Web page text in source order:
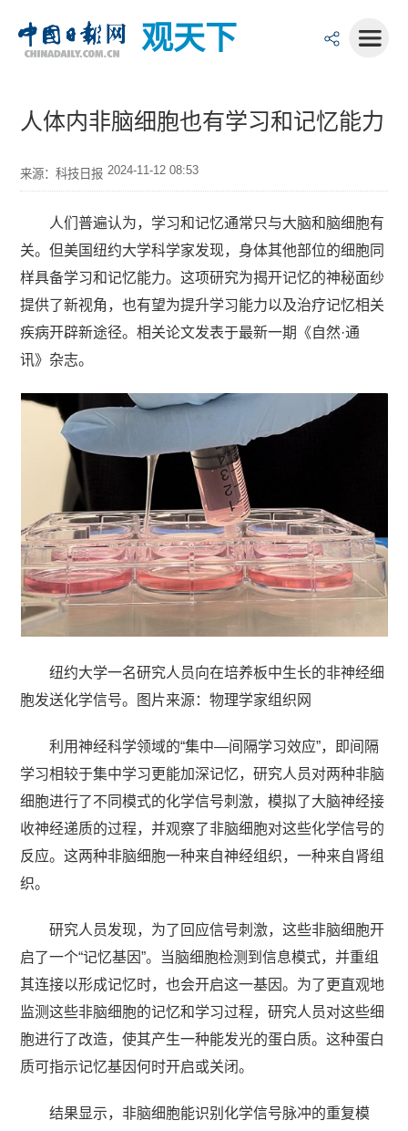
观天下
人体内非脑细胞也有学习和记忆能力
来源：科技日报 2024-11-12 08:53
人们普遍认为，学习和记忆通常只与大脑和脑细胞有
关。但美国纽约大学科学家发现，身体其他部位的细胞同
样具备学习和记忆能力。这项研究为揭开记忆的神秘面纱
提供了新视角，也有望为提升学习能力以及治疗记忆相关
疾病开辟新途径。相关论文发表于最新一期《自然·通
讯》杂志。
纽约大学一名研究人员向在培养板中生长的非神经细
胞发送化学信号。图片来源：物理学家组织网
利用神经科学领域的“集中—间隔学习效应”，即间隔
学习相较于集中学习更能加深记忆，研究人员对两种非脑
细胞进行了不同模式的化学信号刺激，模拟了大脑神经接
收神经递质的过程，并观察了非脑细胞对这些化学信号的
反应。这两种非脑细胞一种来自神经组织，一种来自肾组
织。
研究人员发现，为了回应信号刺激，这些非脑细胞开
启了一个“记忆基因”。当脑细胞检测到信息模式，并重组
其连接以形成记忆时，也会开启这一基因。为了更直观地
监测这些非脑细胞的记忆和学习过程，研究人员对这些细
胞进行了改造，使其产生一种能发光的蛋白质。这种蛋白
质可指示记忆基因何时开启或关闭。
结果显示，非脑细胞能识别化学信号脉冲的重复模